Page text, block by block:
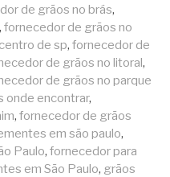
de grãos no brás,
, fornecedor de grãos no
de sp, fornecedor de
de grãos no litoral,
de grãos no parque
onde encontrar,
, fornecedor de grãos
em são paulo,
Paulo, fornecedor para
em São Paulo, grãos